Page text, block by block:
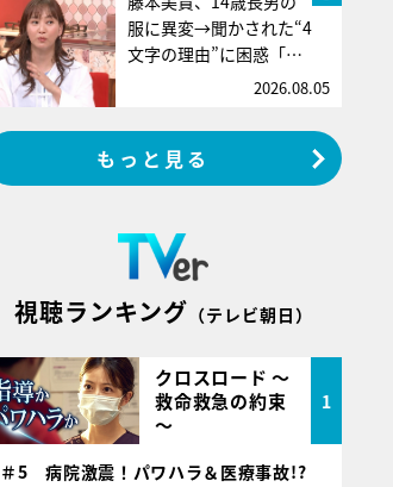
服に異変→聞かされた“4
文字の理由”に困惑「…
2026.08.05
もっと見る
視聴ランキング （テレビ朝日）
クロスロード ～
救命救急の約束
～
1
＃5 病院激震！パワハラ＆医療事故!?